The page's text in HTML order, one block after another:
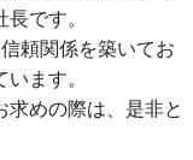
です。
頼関係を築いてお
ます。
求めの際は、是非と